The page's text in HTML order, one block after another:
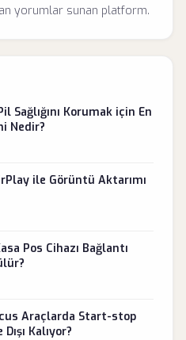
yorumlar sunan platform.
Sağlığını Korumak için En
Nedir?
ile Görüntü Aktarımı
Pos Cihazı Bağlantı
Araçlarda Start-stop
Kalıyor?